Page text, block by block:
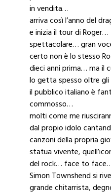
in vendita…
arriva così l’anno del
e inizia il tour di Roger…
spettacolare… gran
certo non è lo stesso
dieci anni prima… ma il
lo getta spesso oltre
il pubblico italiano è
commosso…
molti come me
dal propio idolo
canzoni della propria
statua vivente,
del rock… face to
Simon Townshend si
grande chitarrista,